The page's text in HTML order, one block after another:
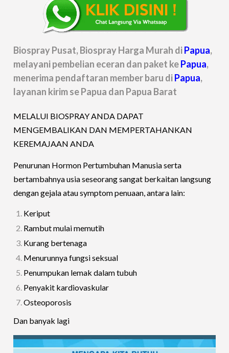
Biospray Pusat, Biospray Harga Murah diPapua,
melayani pembelian eceran dan paket kePapua,
menerima pendaftaran member baru diPapua,
layanan kirim se Papua dan Papua Barat
MELALUI BIOSPRAY ANDA DAPAT
MENGEMBALIKAN DAN MEMPERTAHANKAN
KEREMAJAAN ANDA
Penurunan Hormon Pertumbuhan Manusia serta
bertambahnya usia seseorang sangat berkaitan langsung
dengan gejala atau symptom penuaan, antara lain:
Keriput
Rambut mulai memutih
Kurang bertenaga
Menurunnya fungsi seksual
Penumpukan lemak dalam tubuh
Penyakit kardiovaskular
Osteoporosis
Dan banyak lagi